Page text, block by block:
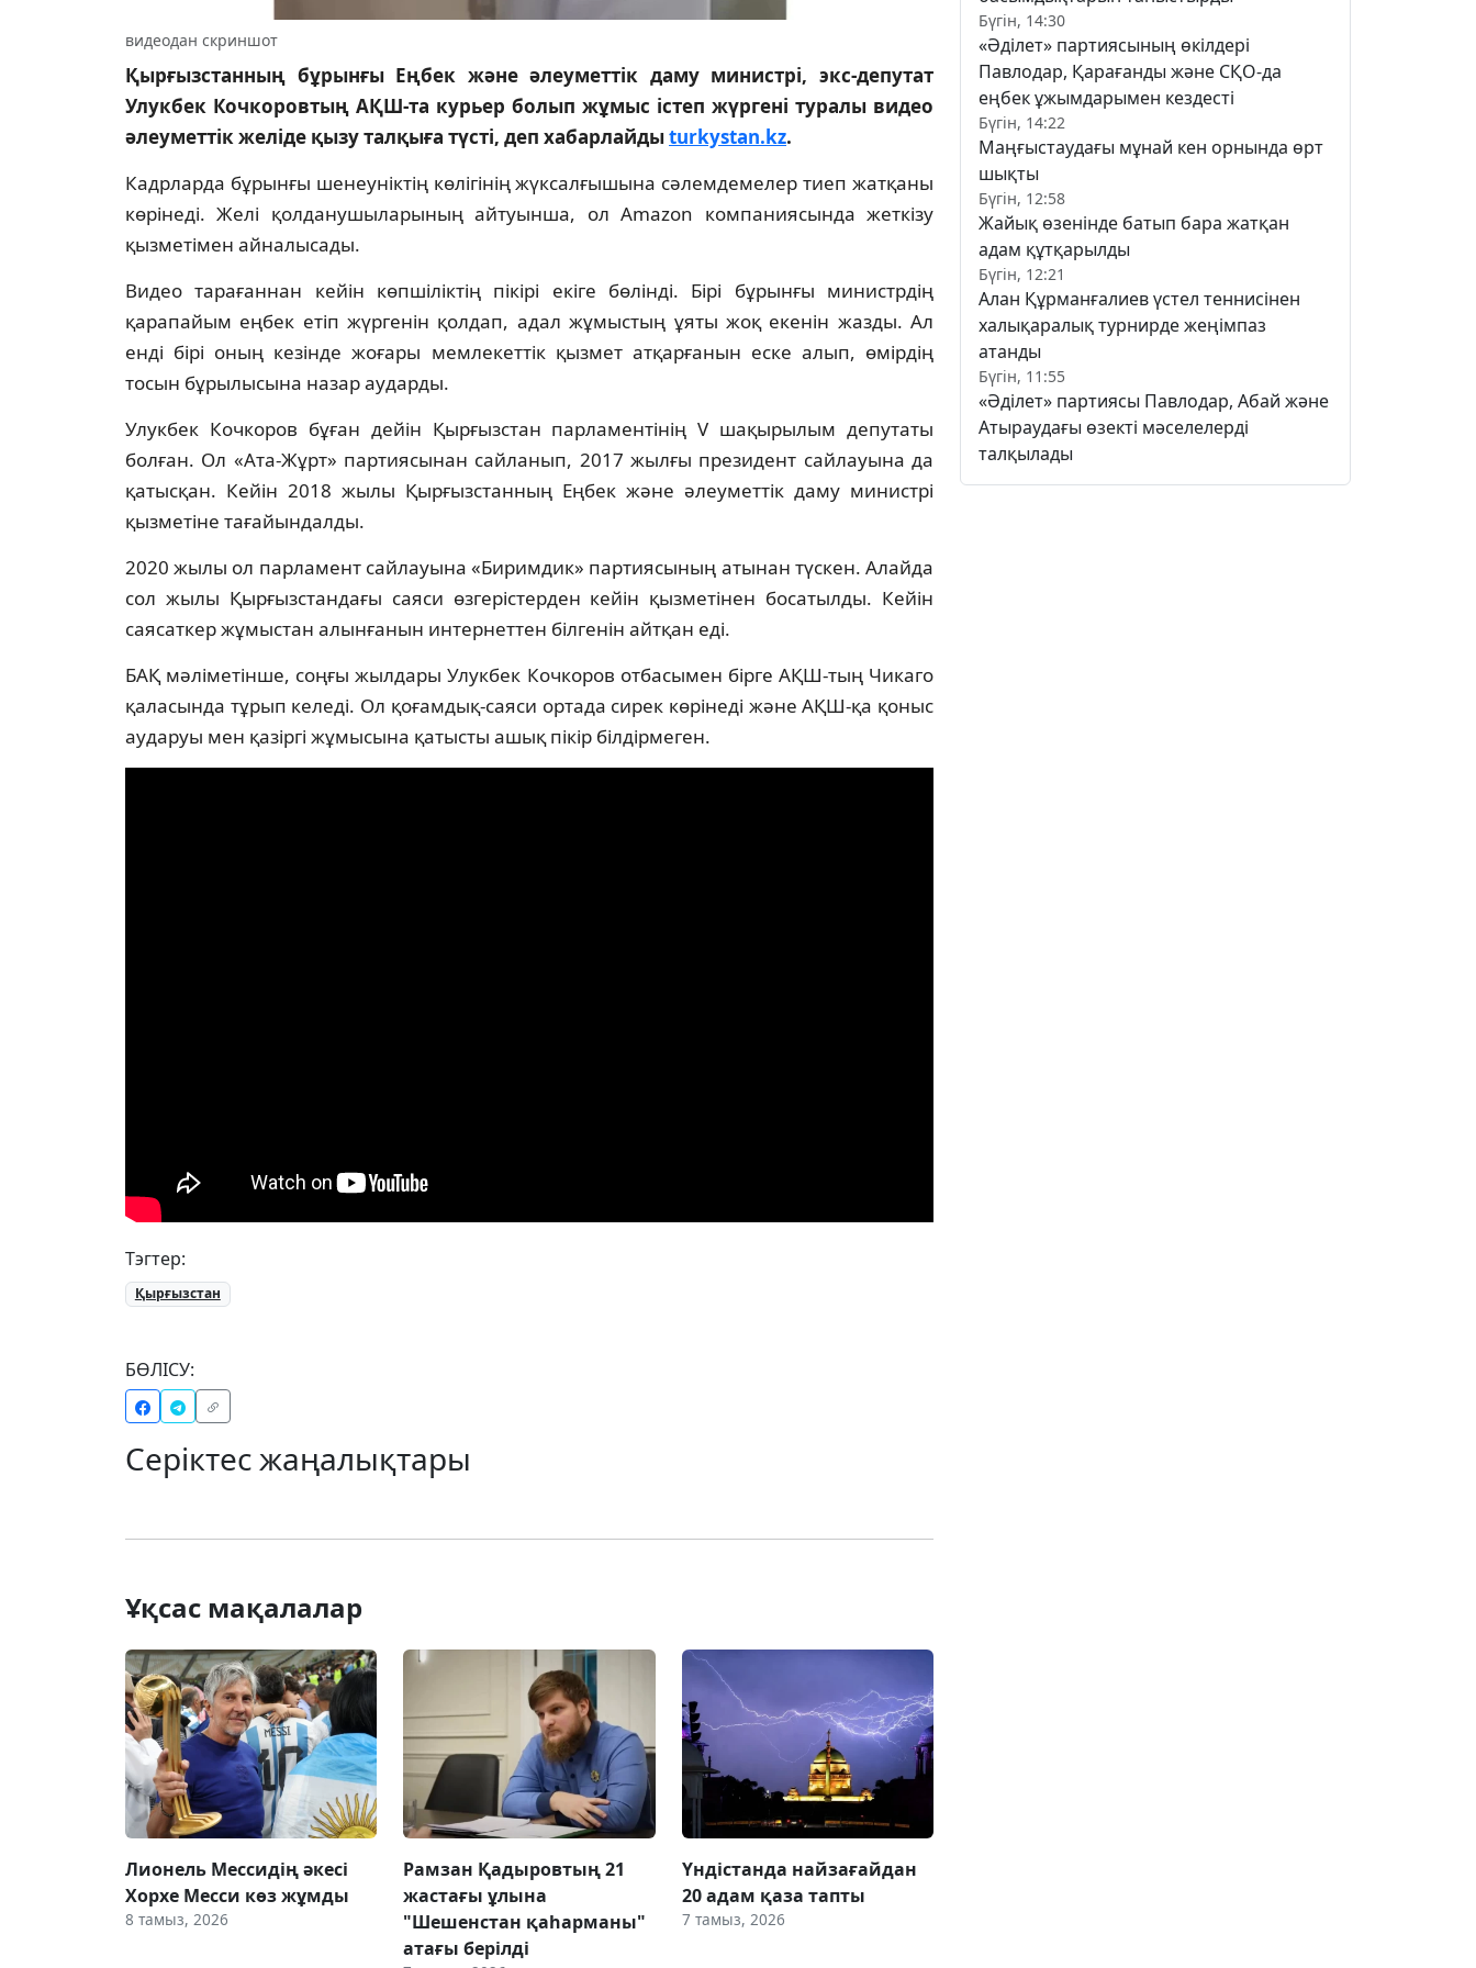
видеодан скриншот
Қырғызстанның бұрынғы Еңбек және әлеуметтік даму министрі, экс-депутат
Улукбек Кочкоровтың АҚШ-та курьер болып жұмыс істеп жүргені туралы видео
әлеуметтік желіде қызу талқыға түсті, деп хабарлайдыturkystan.kz.
Кадрларда бұрынғы шенеуніктің көлігінің жүксалғышына сәлемдемелер тиеп жатқаны
көрінеді. Желі қолданушыларының айтуынша, ол Amazon компаниясында жеткізу
қызметімен айналысады.
Видео тарағаннан кейін көпшіліктің пікірі екіге бөлінді. Бірі бұрынғы министрдің
қарапайым еңбек етіп жүргенін қолдап, адал жұмыстың ұяты жоқ екенін жазды. Ал
енді бірі оның кезінде жоғары мемлекеттік қызмет атқарғанын еске алып, өмірдің
тосын бұрылысына назар аударды.
Улукбек Кочкоров бұған дейін Қырғызстан парламентінің V шақырылым депутаты
болған. Ол «Ата-Жұрт» партиясынан сайланып, 2017 жылғы президент сайлауына да
қатысқан. Кейін 2018 жылы Қырғызстанның Еңбек және әлеуметтік даму министрі
қызметіне тағайындалды.
2020 жылы ол парламент сайлауына «Биримдик» партиясының атынан түскен. Алайда
сол жылы Қырғызстандағы саяси өзгерістерден кейін қызметінен босатылды. Кейін
саясаткер жұмыстан алынғанын интернеттен білгенін айтқан еді.
БАҚ мәліметінше, соңғы жылдары Улукбек Кочкоров отбасымен бірге АҚШ-тың Чикаго
қаласында тұрып келеді. Ол қоғамдық-саяси ортада сирек көрінеді және АҚШ-қа қоныс
аударуы мен қазіргі жұмысына қатысты ашық пікір білдірмеген.
Тэгтер:
Қырғызстан
БӨЛІСУ:
Серіктес жаңалықтары
Ұқсас мақалалар
Лионель Мессидің әкесі
Хорхе Месси көз жұмды
8 тамыз, 2026
Рамзан Қадыровтың 21
жастағы ұлына
"Шешенстан қаһарманы"
атағы берілді
Үндістанда найзағайдан
20 адам қаза тапты
7 тамыз, 2026
Бүгін, 14:30
«Әділет» партиясының өкілдері
Павлодар, Қарағанды және СҚО-да
еңбек ұжымдарымен кездесті
Бүгін, 14:22
Маңғыстаудағы мұнай кен орнында өрт
шықты
Бүгін, 12:58
Жайық өзенінде батып бара жатқан
адам құтқарылды
Бүгін, 12:21
Алан Құрманғалиев үстел теннисінен
халықаралық турнирде жеңімпаз
атанды
Бүгін, 11:55
«Әділет» партиясы Павлодар, Абай және
Атыраудағы өзекті мәселелерді
талқылады